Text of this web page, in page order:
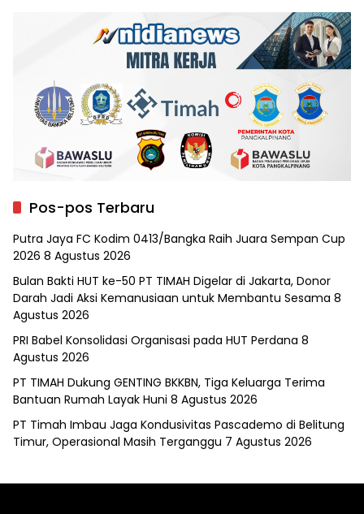
Pos-pos Terbaru
Putra Jaya FC Kodim 0413/Bangka Raih Juara Sempan Cup
2026 8 Agustus 2026
Bulan Bakti HUT ke-50 PT TIMAH Digelar di Jakarta, Donor
Darah Jadi Aksi Kemanusiaan untuk Membantu Sesama 8
Agustus 2026
PRI Babel Konsolidasi Organisasi pada HUT Perdana 8
Agustus 2026
PT TIMAH Dukung GENTING BKKBN, Tiga Keluarga Terima
Bantuan Rumah Layak Huni 8 Agustus 2026
PT Timah Imbau Jaga Kondusivitas Pascademo di Belitung
Timur, Operasional Masih Terganggu 7 Agustus 2026